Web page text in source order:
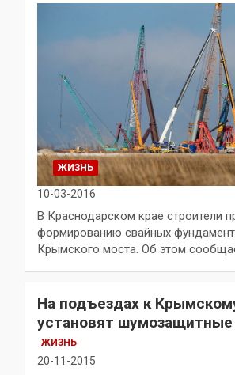
ЖИЗНЬ
10-03-2016
В Краснодарском крае строители
формированию свайных
Крымского моста. Об этом
На подъездах к
установят шумозащитные
ЖИЗНЬ
20-11-2015